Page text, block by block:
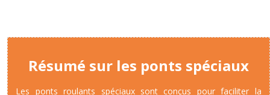
Résumé sur les ponts spéciaux
Les ponts roulants spéciaux sont conçus pour faciliter la